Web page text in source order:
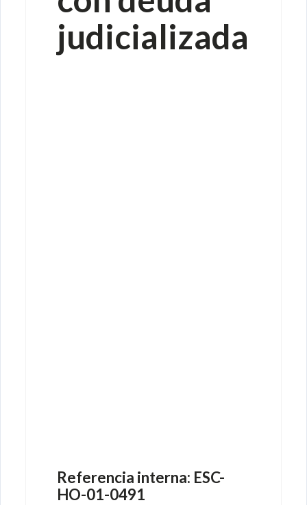
judicializada
Referencia interna: ESC-
HO-01-0491